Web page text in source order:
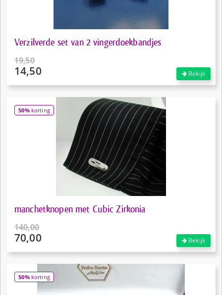
Verzilverde set van 2 vingerdoekbandjes
19,50
Oorspronkelijke
14,50
is:
€14,50.
Bekijk
50%korting
manchetknopen met Cubic Zirkonia
140,00
Oorspronkelijke
70,00
is:
€70,00.
Bekijk
50%korting